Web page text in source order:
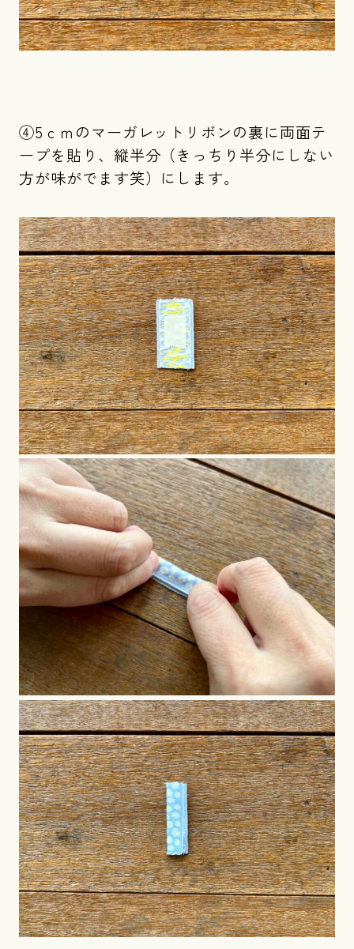
④5ｃｍのマーガレットリボンの裏に両面テ
ープを貼り、縦半分（きっちり半分にしない
方が味がでます笑）にします。